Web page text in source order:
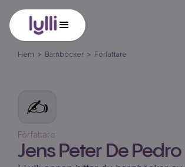
Hem > Barnböcker > Författare
✍️
Författare
Jens Peter De Pedro